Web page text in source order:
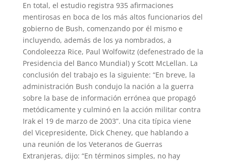
En total, el estudio registra 935 afirmaciones
mentirosas en boca de los más altos funcionarios del
gobierno de Bush, comenzando por él mismo e
incluyendo, además de los ya nombrados, a
Condoleezza Rice, Paul Wolfowitz (defenestrado de la
Presidencia del Banco Mundial) y Scott McLellan. La
conclusión del trabajo es la siguiente: “En breve, la
administración Bush condujo la nación a la guerra
sobre la base de información errónea que propagó
metódicamente y culminó en la acción militar contra
Irak el 19 de marzo de 2003”. Una cita típica viene
del Vicepresidente, Dick Cheney, que hablando a
una reunión de los Veteranos de Guerras
Extranjeras, dijo: “En términos simples, no hay